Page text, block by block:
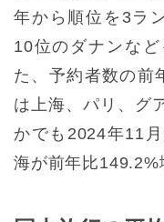
年から順位を3ラ
10位のダナンな
た、予約者数の前
は上海、パリ、グ
かでも2024年11
海が前年比149.2%